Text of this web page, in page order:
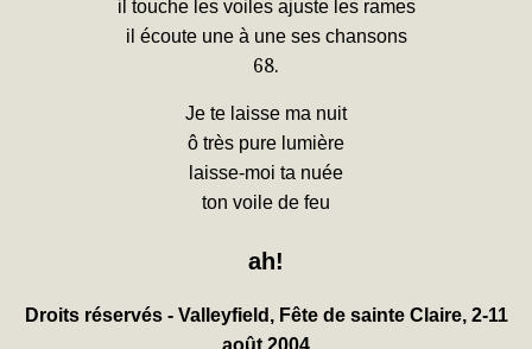
il touche les voiles ajuste les rames
il écoute une à une ses chansons
68.
Je te laisse ma nuit
ô très pure lumière
laisse-moi ta nuée
ton voile de feu
ah!
Droits réservés - Valleyfield, Fête de sainte Claire, 2-11
août 2004